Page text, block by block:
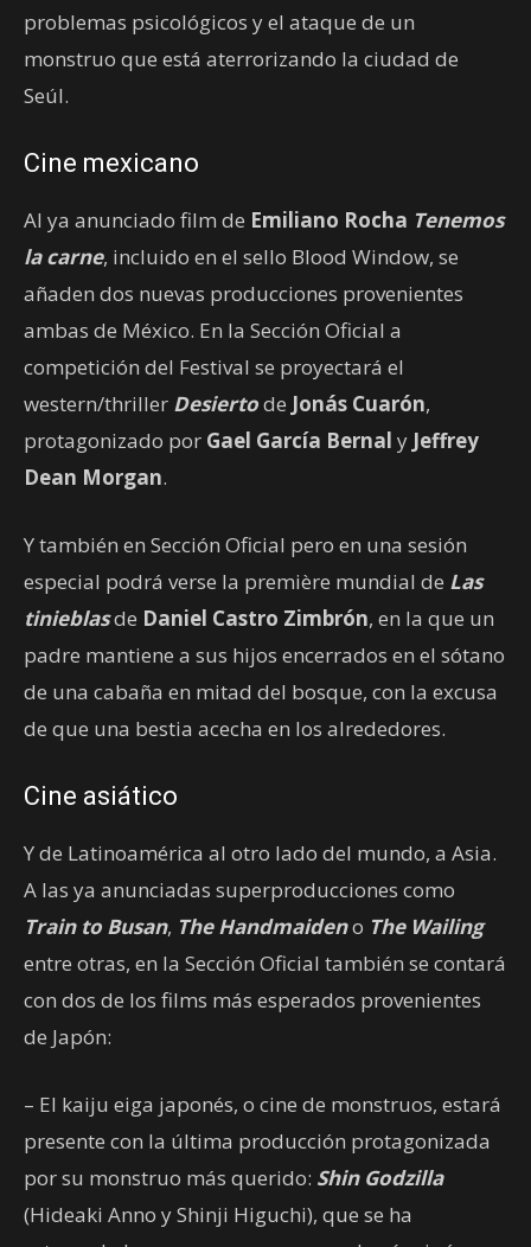
problemas psicológicos y el ataque de un
monstruo que está aterrorizando la ciudad de
Seúl.
Cine mexicano
Al ya anunciado film de Emiliano Rocha Tenemos
la carne, incluido en el sello Blood Window, se
añaden dos nuevas producciones provenientes
ambas de México. En la Sección Oficial a
competición del Festival se proyectará el
western/thriller Desiertode Jonás Cuarón,
protagonizado por Gael García Bernal y Jeffrey
Dean Morgan.
Y también en Sección Oficial pero en una sesión
especial podrá verse la première mundial de Las
tinieblasde Daniel Castro Zimbrón, en la que un
padre mantiene a sus hijos encerrados en el sótano
de una cabaña en mitad del bosque, con la excusa
de que una bestia acecha en los alrededores.
Cine asiático
Y de Latinoamérica al otro lado del mundo, a Asia.
A las ya anunciadas superproducciones como
Train to Busan, The Handmaideno The Wailing
entre otras, en la Sección Oficial también se contará
con dos de los films más esperados provenientes
de Japón:
– El kaiju eiga japonés, o cine de monstruos, estará
presente con la última producción protagonizada
por su monstruo más querido: Shin Godzilla
(Hideaki Anno y Shinji Higuchi), que se ha